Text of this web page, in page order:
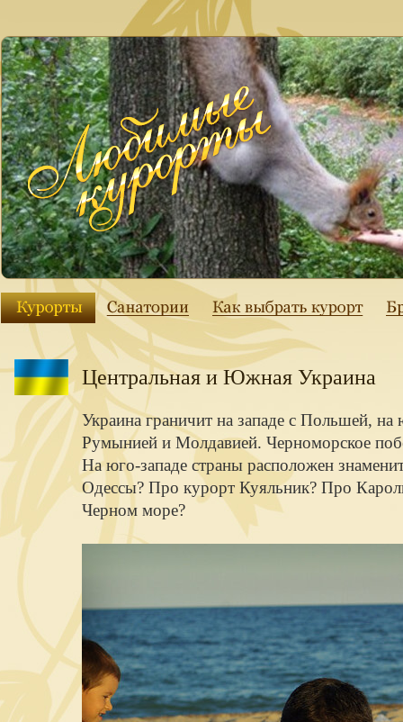
Центральная и Южная Украина
Украина граничит на западе с Польшей,
Румынией и Молдавией. Черноморское
На юго-западе страны расположен
Одессы? Про курорт Куяльник? Про
Черном море?